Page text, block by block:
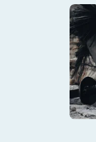
hoofdinhoud